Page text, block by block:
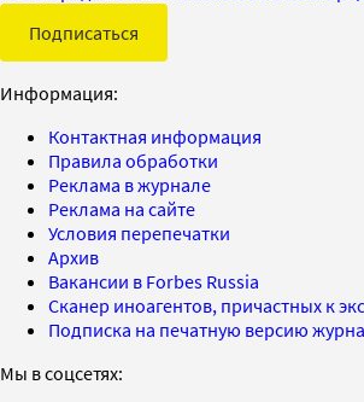
Подписаться
Информация:
Контактная информация
Правила обработки
Реклама в журнале
Реклама на сайте
Условия перепечатки
Архив
Вакансии в Forbes Russia
Сканер иноагентов, причастных к
Подписка на печатную версию
Мы в соцсетях: